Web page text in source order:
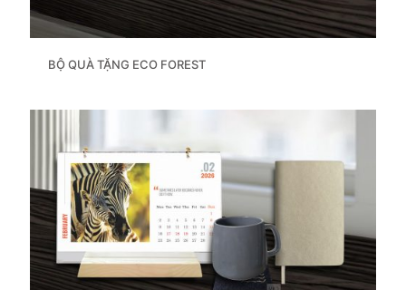
BỘ QUÀ TẶNG ECO FOREST